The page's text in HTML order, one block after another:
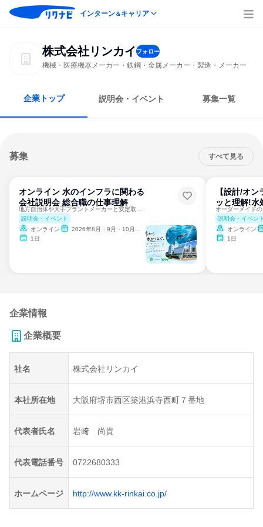
インターン＆キャリア
株式会社リンカイフォロー
機械・医療機器メーカー・鉄鋼・金属メーカー・製造・メーカー
企業トップ 説明会・イベント 募集一覧
募集 すべて見る
オンライン 水のインフラに関わる
会社説明会 総合職の仕事理解
説明会・イベント
オンライン
2026年8月・9月・10月・11月・12月、2027年1月・2月
1日
【設計/オ
ッと理解!水
説明会・イベン
オンライン
1日
企業情報
企業概要
社名 株式会社リンカイ
本社所在地 大阪府堺市西区築港浜寺西町７番地
代表者氏名 岩﨑 尚貴
代表電話番号 0722680333
ホームページ http://www.kk-rinkai.co.jp/